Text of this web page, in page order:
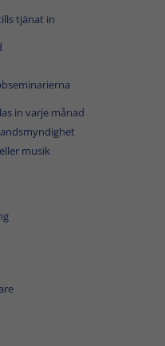
tjänat in
in varje månad
musik